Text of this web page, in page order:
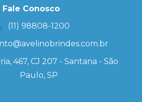
Kits
Fale Conosco
(11) 98808-1200
467, CJ 207 - Santana - São
Paulo, SP